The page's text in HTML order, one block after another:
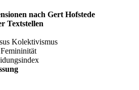
nach Gert Hofstede
Textstellen
Kolektivismus